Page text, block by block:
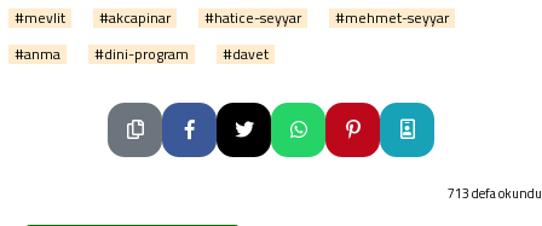
#mevlit #akcapinar #hatice-seyyar
#mehmet-seyyar
#anma
#dini-program #davet
713 defa okundu